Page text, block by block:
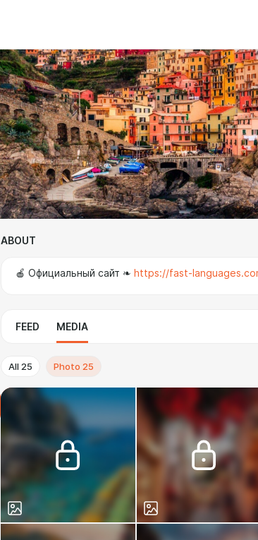
ABOUT
🍎 Официальный сайт ❧ https://fast-
FEED MEDIA
All25 Photo 25